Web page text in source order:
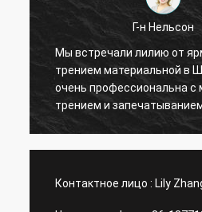
Г-н Нельсон
Мы встречали лилию от
трением материальной в
очень профессиональна с
трением и
импортировали листы
Очень честный поставщик,
Контактное лицо : Lily